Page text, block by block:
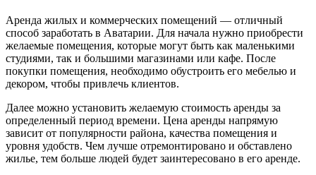
Аренда жилых и коммерческих помещений — отличный
способ заработать в Аватарии. Для начала нужно приобрести
желаемые помещения, которые могут быть как маленькими
студиями, так и большими магазинами или кафе. После
покупки помещения, необходимо обустроить его мебелью и
декором, чтобы привлечь клиентов.
Далее можно установить желаемую стоимость аренды за
определенный период времени. Цена аренды напрямую
зависит от популярности района, качества помещения и
уровня удобств. Чем лучше отремонтировано и обставлено
жилье, тем больше людей будет заинтересовано в его аренде.